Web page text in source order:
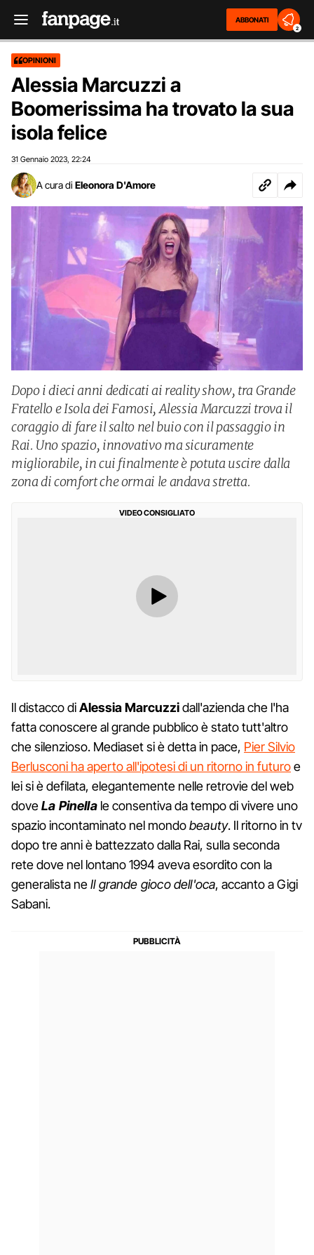
ABBONATI
2
OPINIONI
Alessia Marcuzzi a
Boomerissima ha trovato la sua
isola felice
31 Gennaio 2023 22:24
A cura di Eleonora D'Amore
Dopo i dieci anni dedicati ai reality show, tra Grande
Fratello e Isola dei Famosi, Alessia Marcuzzi trova il
coraggio di fare il salto nel buio con il passaggio in
Rai. Uno spazio, innovativo ma sicuramente
migliorabile, in cui finalmente è potuta uscire dalla
zona di comfort che ormai le andava stretta.
VIDEO CONSIGLIATO
Il distacco diAlessia Marcuzzidall'azienda che l'ha
fatta conoscere al grande pubblico è stato tutt'altro
che silenzioso. Mediaset si è detta in pace, Pier Silvio
Berlusconi ha aperto all'ipotesi di un ritorno in futuroe
lei si è defilata, elegantemente nelle retrovie del web
doveLa Pinellale consentiva da tempo di vivere uno
spazio incontaminato nel mondobeauty. Il ritorno in tv
dopo tre anni è battezzato dalla Rai, sulla seconda
rete dove nel lontano 1994 aveva esordito con la
generalista neIl grande gioco dell'oca, accanto a Gigi
Sabani.